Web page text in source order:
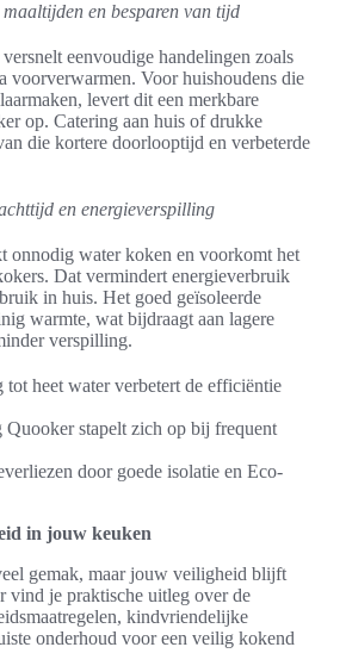
en besparen van tijd
eenvoudige handelingen zoals
voorverwarmen. Voor huishoudens die
levert dit een merkbare
op. Catering aan huis of drukke
die kortere doorlooptijd en verbeterde
en energieverspilling
onnodig water koken en voorkomt het
Dat vermindert energieverbruik
in huis. Het goed geïsoleerde
warmte, wat bijdraagt aan lagere
verspilling.
tot heet water verbetert de efficiëntie
Quooker stapelt zich op bij frequent
door goede isolatie en Eco-
in jouw keuken
gemak, maar jouw veiligheid blijft
vind je praktische uitleg over de
kindvriendelijke
onderhoud voor een veilig kokend